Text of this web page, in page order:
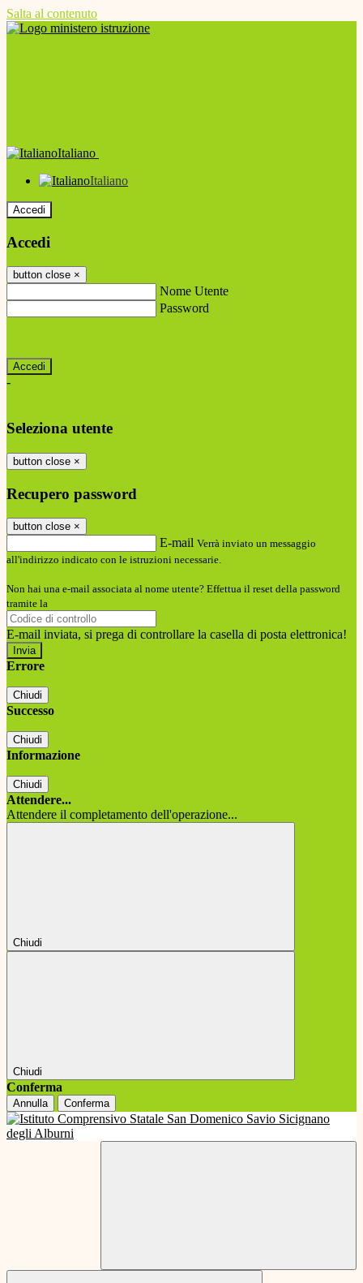
Salta al contenuto
Italiano
Italiano
Accedi
Accedi
button close ×
Nome Utente
Password
-
Seleziona utente
button close ×
Recupero password
button close ×
E-mail Verrà inviato un messaggio
all'indirizzo indicato con le istruzioni necessarie.
Non hai una e-mail associata al nome utente? Effettua il reset della password
tramite la
E-mail inviata, si prega di controllare la casella di posta elettronica!
Errore
Chiudi
Successo
Chiudi
Informazione
Chiudi
Attendere...
Attendere il completamento dell'operazione...
Chiudi
Chiudi
Conferma
Annulla Conferma